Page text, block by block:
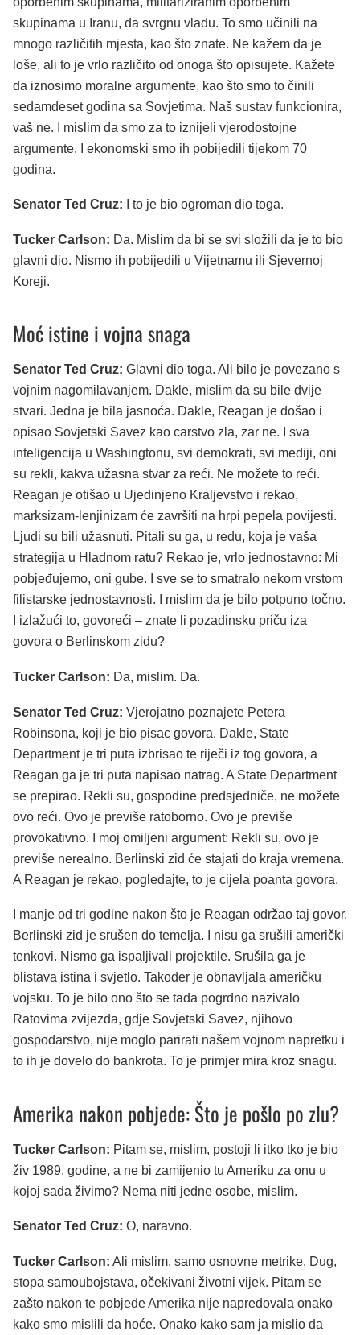
skupinama u Iranu, da svrgnu vladu. To smo učinili na
mnogo različitih mjesta, kao što znate. Ne kažem da je
loše, ali to je vrlo različito od onoga što opisujete. Kažete
da iznosimo moralne argumente, kao što smo to činili
sedamdeset godina sa Sovjetima. Naš sustav funkcionira,
vaš ne. I mislim da smo za to iznijeli vjerodostojne
argumente. I ekonomski smo ih pobijedili tijekom 70
godina.
Senator Ted Cruz: I to je bio ogroman dio toga.
Tucker Carlson: Da. Mislim da bi se svi složili da je to bio
glavni dio. Nismo ih pobijedili u Vijetnamu ili Sjevernoj
Koreji.
Moć istine i vojna snaga
Senator Ted Cruz: Glavni dio toga. Ali bilo je povezano s
vojnim nagomilavanjem. Dakle, mislim da su bile dvije
stvari. Jedna je bila jasnoća. Dakle, Reagan je došao i
opisao Sovjetski Savez kao carstvo zla, zar ne. I sva
inteligencija u Washingtonu, svi demokrati, svi mediji, oni
su rekli, kakva užasna stvar za reći. Ne možete to reći.
Reagan je otišao u Ujedinjeno Kraljevstvo i rekao,
marksizam-lenjinizam će završiti na hrpi pepela povijesti.
Ljudi su bili užasnuti. Pitali su ga, u redu, koja je vaša
strategija u Hladnom ratu? Rekao je, vrlo jednostavno: Mi
pobjeđujemo, oni gube. I sve se to smatralo nekom vrstom
filistarske jednostavnosti. I mislim da je bilo potpuno točno.
I izlažući to, govoreći – znate li pozadinsku priču iza
govora o Berlinskom zidu?
Tucker Carlson: Da, mislim. Da.
Senator Ted Cruz: Vjerojatno poznajete Petera
Robinsona, koji je bio pisac govora. Dakle, State
Department je tri puta izbrisao te riječi iz tog govora, a
Reagan ga je tri puta napisao natrag. A State Department
se prepirao. Rekli su, gospodine predsjedniče, ne možete
ovo reći. Ovo je previše ratoborno. Ovo je previše
provokativno. I moj omiljeni argument: Rekli su, ovo je
previše nerealno. Berlinski zid će stajati do kraja vremena.
A Reagan je rekao, pogledajte, to je cijela poanta govora.
I manje od tri godine nakon što je Reagan održao taj govor,
Berlinski zid je srušen do temelja. I nisu ga srušili američki
tenkovi. Nismo ga ispaljivali projektile. Srušila ga je
blistava istina i svjetlo. Također je obnavljala američku
vojsku. To je bilo ono što se tada pogrdno nazivalo
Ratovima zvijezda, gdje Sovjetski Savez, njihovo
gospodarstvo, nije moglo parirati našem vojnom napretku i
to ih je dovelo do bankrota. To je primjer mira kroz snagu.
Amerika nakon pobjede: Što je pošlo po zlu?
Tucker Carlson: Pitam se, mislim, postoji li itko tko je bio
živ 1989. godine, a ne bi zamijenio tu Ameriku za onu u
kojoj sada živimo? Nema niti jedne osobe, mislim.
Senator Ted Cruz: O, naravno.
Tucker Carlson: Ali mislim, samo osnovne metrike. Dug,
stopa samoubojstava, očekivani životni vijek. Pitam se
zašto nakon te pobjede Amerika nije napredovala onako
kako smo mislili da hoće. Onako kako sam ja mislio da